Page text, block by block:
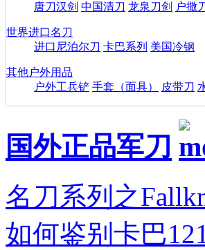
唐刀汉剑 中国清刀 龙泉刀剑 户撒
世界进口名刀
进口尼泊尔刀 卡巴系列 美国冷钢
其他户外用品
户外工兵铲 手套（面具） 皮带刀
国外正品军刀
名刀系列之
如何鉴别卡巴